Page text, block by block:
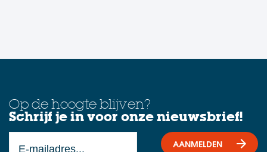
Op de hoogte blijven?
Schrijf je in voor onze nieuwsbrief!
AANMELDEN